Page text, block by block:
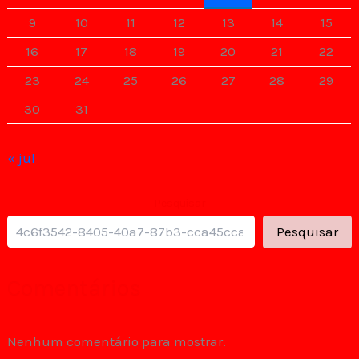
9
10 11 12 13 14
15
16
17 18 19 20 21
22
23
24 25 26 27 28
29
30
31
« jul
Pesquisar
Nenhum comentário para mostrar.